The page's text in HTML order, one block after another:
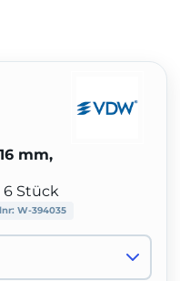
mm,
6 Stück
W-394035